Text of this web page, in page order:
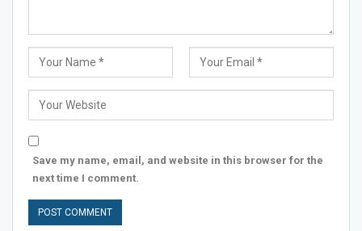
Save my name, email, and website in this browser for the
next time I comment.